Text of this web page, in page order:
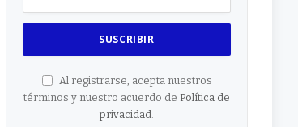
Al registrarse, acepta nuestros
términos y nuestro acuerdo de Política de
privacidad.